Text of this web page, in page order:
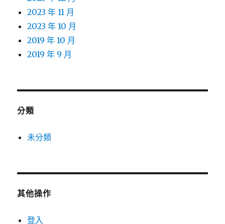
2023 年 11 月
2023 年 10 月
2019 年 10 月
2019 年 9 月
分類
未分類
其他操作
登入